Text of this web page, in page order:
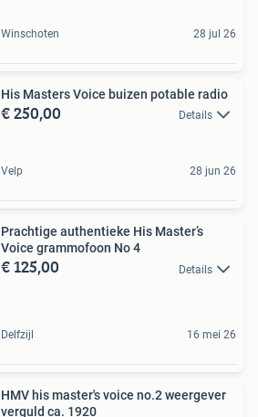
Winschoten 28 jul 26
His Masters Voice buizen potable radio
€ 250,00 Details
Velp 28 jun 26
Prachtige authentieke His Master’s
Voice grammofoon No 4
€ 125,00 Details
Delfzijl 16 mei 26
HMV his master's voice no.2 weergever
verguld ca. 1920